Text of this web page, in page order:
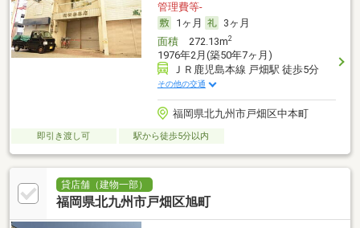
管理費等-
1ヶ月
3ヶ月
面積272.13m2
1976年2月(築50年7ヶ月)
ＪＲ鹿児島本線 戸畑駅 徒歩5分
その他の交通
福岡県北九州市戸畑区中本町
即引き渡し可 駅から徒歩5分以内
貸店舗（建物一部）
福岡県北九州市戸畑区旭町